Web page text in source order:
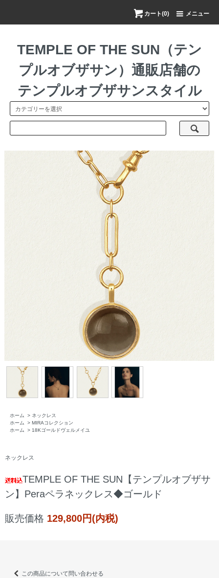
カート(0) メニュー
TEMPLE OF THE SUN（テン
プルオブザサン）通販店舗の
テンプルオブザサンスタイル
ホーム > ネックレス
ホーム
> MIRAコレクション
ホーム
> 18Kゴールドヴェルメイユ
ネックレス
TEMPLE OF THE SUN【テンプルオブザサ
ン】Peraペラネックレス◆ゴールド
販売価格 129,800円(内税)
この商品について問い合わせる